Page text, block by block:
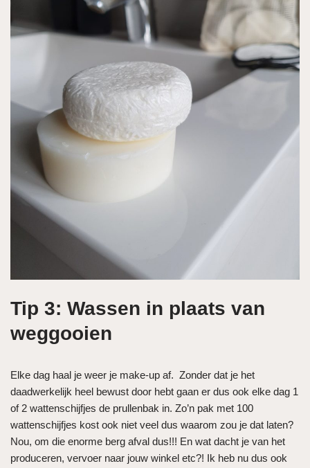
Tip 3: Wassen in plaats van
weggooien
Elke dag haal je weer je make-up af. Zonder dat je het
daadwerkelijk heel bewust door hebt gaan er dus ook elke dag 1
of 2 wattenschijfjes de prullenbak in. Zo’n pak met 100
wattenschijfjes kost ook niet veel dus waarom zou je dat laten?
Nou, om die enorme berg afval dus!!! En wat dacht je van het
produceren, vervoer naar jouw winkel etc?! Ik heb nu dus ook